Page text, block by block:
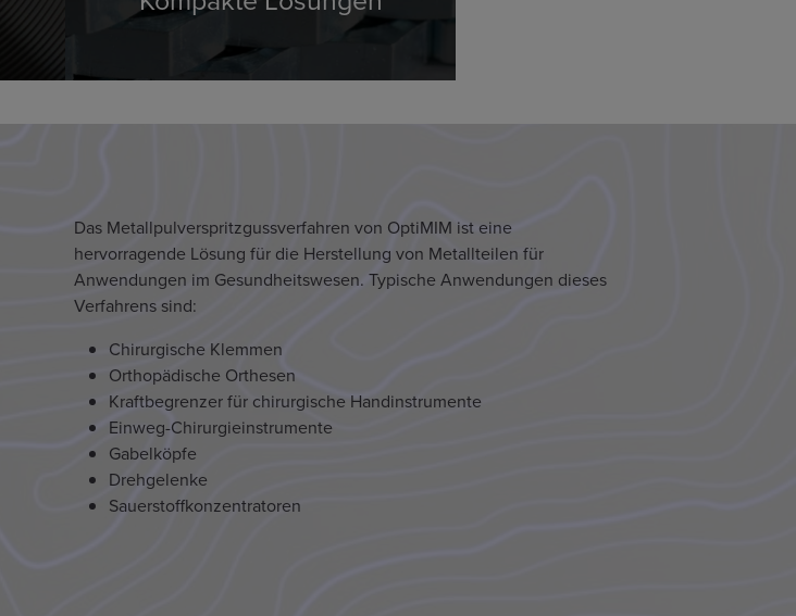
Das Metallpulverspritzgussverfahren von OptiMIM ist eine
hervorragende Lösung für die Herstellung von Metallteilen für
Anwendungen im Gesundheitswesen. Typische Anwendungen dieses
Verfahrens sind:
Chirurgische Klemmen
Orthopädische Orthesen
Kraftbegrenzer für chirurgische Handinstrumente
Einweg-Chirurgieinstrumente
Gabelköpfe
Drehgelenke
Sauerstoffkonzentratoren